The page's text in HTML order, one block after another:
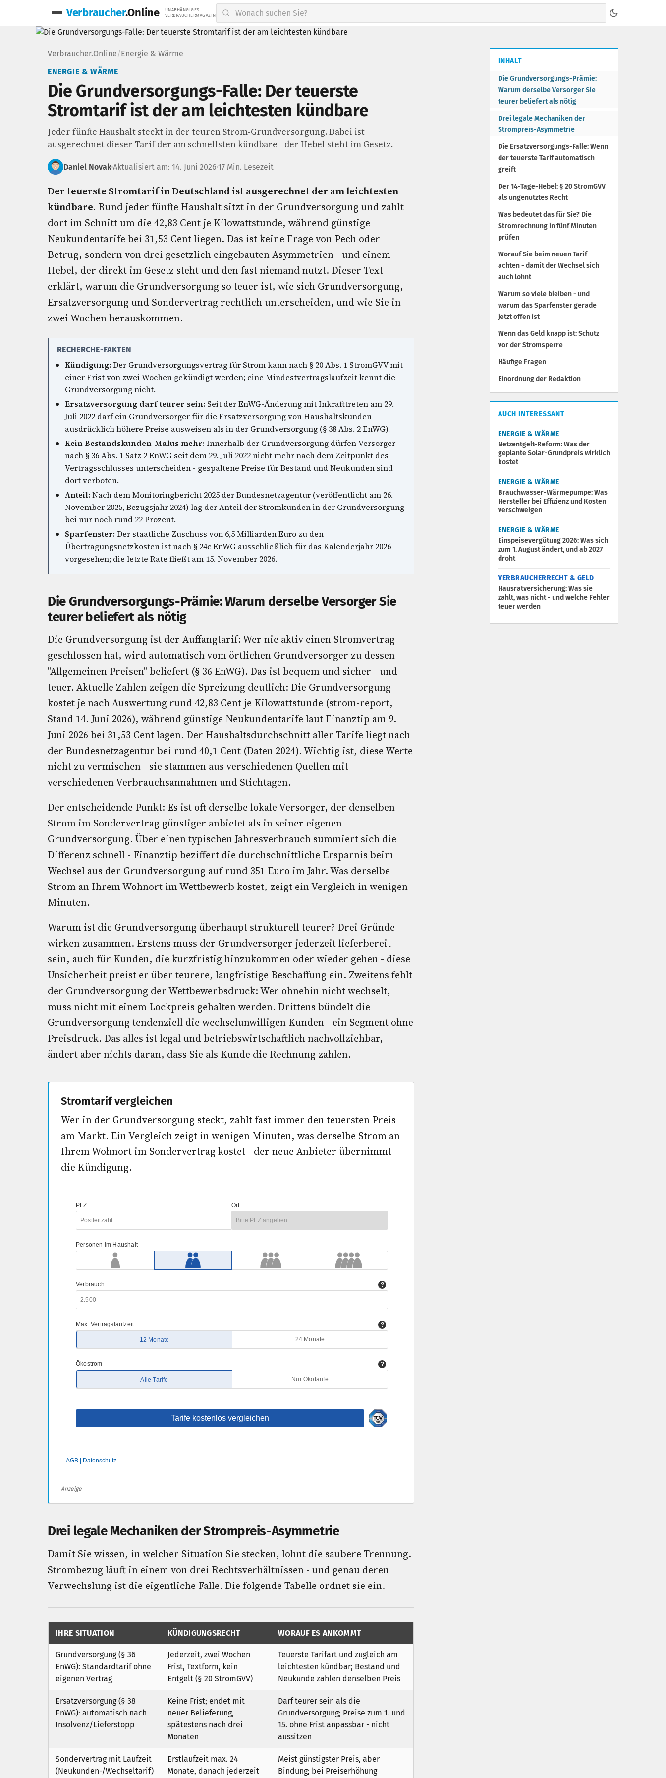
Verbraucher.Online
UNABHÄNGIGES
VERBRAUCHERMAGAZIN
Verbraucher.Online/Energie & Wärme
ENERGIE & WÄRME
Die Grundversorgungs-Falle: Der teuerste
Stromtarif ist der am leichtesten kündbare
Jeder fünfte Haushalt steckt in der teuren Strom-Grundversorgung. Dabei ist
ausgerechnet dieser Tarif der am schnellsten kündbare - der Hebel steht im Gesetz.
Daniel NovakAktualisiert am: 14. Juni 2026 17 Min. Lesezeit
Der teuerste Stromtarif in Deutschland ist ausgerechnet der am leichtesten
kündbare. Rund jeder fünfte Haushalt sitzt in der Grundversorgung und zahlt
dort im Schnitt um die 42,83 Cent je Kilowattstunde, während günstige
Neukundentarife bei 31,53 Cent liegen. Das ist keine Frage von Pech oder
Betrug, sondern von drei gesetzlich eingebauten Asymmetrien - und einem
Hebel, der direkt im Gesetz steht und den fast niemand nutzt. Dieser Text
erklärt, warum die Grundversorgung so teuer ist, wie sich Grundversorgung,
Ersatzversorgung und Sondervertrag rechtlich unterscheiden, und wie Sie in
zwei Wochen herauskommen.
RECHERCHE-FAKTEN
Kündigung: Der Grundversorgungsvertrag für Strom kann nach § 20 Abs. 1 StromGVV mit
einer Frist von zwei Wochen gekündigt werden; eine Mindestvertragslaufzeit kennt die
Grundversorgung nicht.
Ersatzversorgung darf teurer sein: Seit der EnWG-Änderung mit Inkrafttreten am 29.
Juli 2022 darf ein Grundversorger für die Ersatzversorgung von Haushaltskunden
ausdrücklich höhere Preise ausweisen als in der Grundversorgung (§ 38 Abs. 2 EnWG).
Kein Bestandskunden-Malus mehr: Innerhalb der Grundversorgung dürfen Versorger
nach § 36 Abs. 1 Satz 2 EnWG seit dem 29. Juli 2022 nicht mehr nach dem Zeitpunkt des
Vertragsschlusses unterscheiden - gespaltene Preise für Bestand und Neukunden sind
dort verboten.
Anteil: Nach dem Monitoringbericht 2025 der Bundesnetzagentur (veröffentlicht am 26.
November 2025, Bezugsjahr 2024) lag der Anteil der Stromkunden in der Grundversorgung
bei nur noch rund 22 Prozent.
Sparfenster: Der staatliche Zuschuss von 6,5 Milliarden Euro zu den
Übertragungsnetzkosten ist nach § 24c EnWG ausschließlich für das Kalenderjahr 2026
vorgesehen; die letzte Rate fließt am 15. November 2026.
Die Grundversorgungs-Prämie: Warum derselbe Versorger Sie
teurer beliefert als nötig
Die Grundversorgung ist der Auffangtarif: Wer nie aktiv einen Stromvertrag
geschlossen hat, wird automatisch vom örtlichen Grundversorger zu dessen
"Allgemeinen Preisen" beliefert (§ 36 EnWG). Das ist bequem und sicher - und
teuer. Aktuelle Zahlen zeigen die Spreizung deutlich: Die Grundversorgung
kostet je nach Auswertung rund 42,83 Cent je Kilowattstunde (strom-report,
Stand 14. Juni 2026), während günstige Neukundentarife laut Finanztip am 9.
Juni 2026 bei 31,53 Cent lagen. Der Haushaltsdurchschnitt aller Tarife liegt nach
der Bundesnetzagentur bei rund 40,1 Cent (Daten 2024). Wichtig ist, diese Werte
nicht zu vermischen - sie stammen aus verschiedenen Quellen mit
verschiedenen Verbrauchsannahmen und Stichtagen.
Der entscheidende Punkt: Es ist oft derselbe lokale Versorger, der denselben
Strom im Sondervertrag günstiger anbietet als in seiner eigenen
Grundversorgung. Über einen typischen Jahresverbrauch summiert sich die
Differenz schnell - Finanztip beziffert die durchschnittliche Ersparnis beim
Wechsel aus der Grundversorgung auf rund 351 Euro im Jahr. Was derselbe
Strom an Ihrem Wohnort im Wettbewerb kostet, zeigt ein Vergleich in wenigen
Minuten.
Warum ist die Grundversorgung überhaupt strukturell teurer? Drei Gründe
wirken zusammen. Erstens muss der Grundversorger jederzeit lieferbereit
sein, auch für Kunden, die kurzfristig hinzukommen oder wieder gehen - diese
Unsicherheit preist er über teurere, langfristige Beschaffung ein. Zweitens fehlt
der Grundversorgung der Wettbewerbsdruck: Wer ohnehin nicht wechselt,
muss nicht mit einem Lockpreis gehalten werden. Drittens bündelt die
Grundversorgung tendenziell die wechselunwilligen Kunden - ein Segment ohne
Preisdruck. Das alles ist legal und betriebswirtschaftlich nachvollziehbar,
ändert aber nichts daran, dass Sie als Kunde die Rechnung zahlen.
Stromtarif vergleichen
Wer in der Grundversorgung steckt, zahlt fast immer den teuersten Preis
am Markt. Ein Vergleich zeigt in wenigen Minuten, was derselbe Strom an
Ihrem Wohnort im Sondervertrag kostet - der neue Anbieter übernimmt
die Kündigung.
Anzeige
Drei legale Mechaniken der Strompreis-Asymmetrie
Damit Sie wissen, in welcher Situation Sie stecken, lohnt die saubere Trennung.
Strombezug läuft in einem von drei Rechtsverhältnissen - und genau deren
Verwechslung ist die eigentliche Falle. Die folgende Tabelle ordnet sie ein.
IHRE SITUATION KÜNDIGUNGSRECHT WORAUF ES ANKOMMT
Grundversorgung (§ 36
EnWG): Standardtarif ohne
eigenen Vertrag
Jederzeit, zwei Wochen
Frist, Textform, kein
Entgelt (§ 20 StromGVV)
Teuerste Tarifart und zugleich am
leichtesten kündbar; Bestand und
Neukunde zahlen denselben Preis
Ersatzversorgung (§ 38
EnWG): automatisch nach
Insolvenz/Lieferstopp
Keine Frist; endet mit
neuer Belieferung,
spätestens nach drei
Monaten
Darf teurer sein als die
Grundversorgung; Preise zum 1. und
15. ohne Frist anpassbar - nicht
aussitzen
Sondervertrag mit Laufzeit
(Neukunden-/Wechseltarif)
Erstlaufzeit max. 24
Monate, danach jederzeit
Meist günstigster Preis, aber
Bindung; bei Preiserhöhung
INHALT
Die Grundversorgungs-Prämie:
Warum derselbe Versorger Sie
teurer beliefert als nötig
Drei legale Mechaniken der
Strompreis-Asymmetrie
Die Ersatzversorgungs-Falle: Wenn
der teuerste Tarif automatisch
greift
Der 14-Tage-Hebel: § 20 StromGVV
als ungenutztes Recht
Was bedeutet das für Sie? Die
Stromrechnung in fünf Minuten
prüfen
Worauf Sie beim neuen Tarif
achten - damit der Wechsel sich
auch lohnt
Warum so viele bleiben - und
warum das Sparfenster gerade
jetzt offen ist
Wenn das Geld knapp ist: Schutz
vor der Stromsperre
Häufige Fragen
Einordnung der Redaktion
AUCH INTERESSANT
ENERGIE & WÄRME
Netzentgelt-Reform: Was der
geplante Solar-Grundpreis wirklich
kostet
ENERGIE & WÄRME
Brauchwasser-Wärmepumpe: Was
Hersteller bei Effizienz und Kosten
verschweigen
ENERGIE & WÄRME
Einspeisevergütung 2026: Was sich
zum 1. August ändert, und ab 2027
droht
VERBRAUCHERRECHT & GELD
Hausratversicherung: Was sie
zahlt, was nicht - und welche Fehler
teuer werden